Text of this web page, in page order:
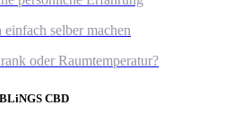
selber machen
oder Raumtemperatur?
CBD